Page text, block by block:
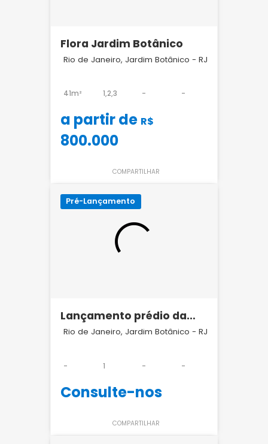
Flora Jardim Botânico
Rio de Janeiro, Jardim Botânico - RJ
41m² 1,2,3 - -
a partir de R$
800.000
COMPARTILHAR
Pré-Lançamento
Lançamento prédio da
Rede Globo no Jardim
Rio de Janeiro, Jardim Botânico - RJ
- 1 - -
Consulte-nos
COMPARTILHAR